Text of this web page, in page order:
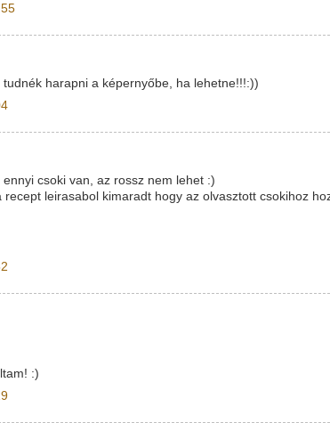
tudnék harapni a képernyőbe, ha lehetne!!!:))
csoki van, az rossz nem lehet :)
recept leirasabol kimaradt hogy az olvasztott csokihoz
:)